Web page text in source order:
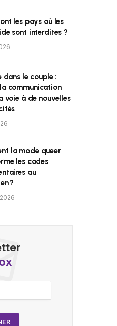
les pays où les
sont interdites ?
dans le couple :
communication
voie à de nouvelles
la mode queer
les codes
au
?